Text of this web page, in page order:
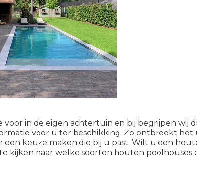
in de eigen achtertuin en bij begrijpen wij
voor u ter beschikking. Zo ontbreekt het
keuze maken die bij u past. Wilt u een
kijken naar welke soorten houten poolhouses